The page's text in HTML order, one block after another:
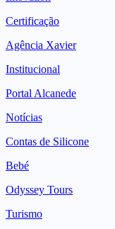
Certificação
Agência Xavier
Institucional
Portal Alcanede
Notícias
Contas de Silicone
Bebé
Odyssey Tours
Turismo